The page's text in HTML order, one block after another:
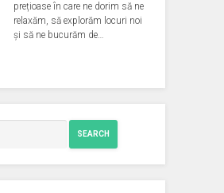
prețioase în care ne dorim să ne
relaxăm, să explorăm locuri noi
și să ne bucurăm de…
SEARCH